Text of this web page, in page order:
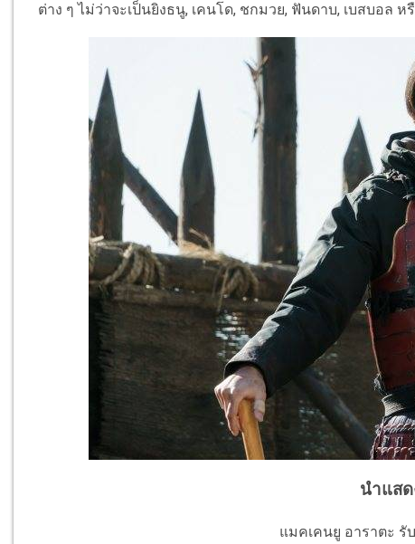
ต่าง ๆ ไม่ว่าจะเป็นยิงธนู, เคนโด, ชกมวย, ฟันดาบ, เบสบอล
นำแสด
แมคเคนยู อาราตะ รั